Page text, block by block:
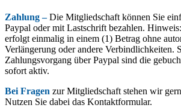
Zahlung –Die Mitgliedschaft können Sie
Paypal oder mit Lastschrift bezahlen.
erfolgt einmalig in einem (1) Betrag ohne
Verlängerung oder andere Verbindlichkeiten.
Zahlungsvorgang über Paypal sind die
sofort aktiv.
Bei Fragen zur Mitgliedschaft stehen wir
Nutzen Sie dabei das Kontaktformular.